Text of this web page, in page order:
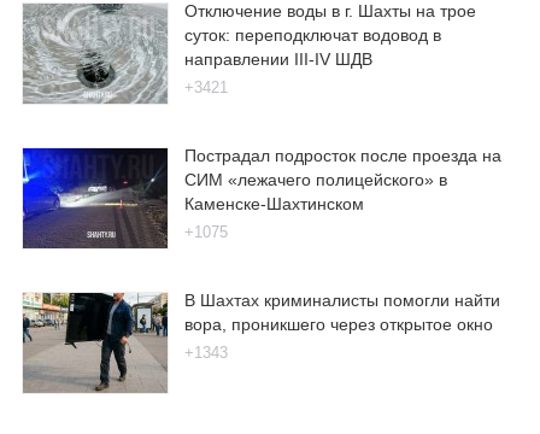
Отключение воды в г. Шахты на трое
суток: переподключат водовод в
направлении III-IV ШДВ
+3421
Пострадал подросток после проезда на
СИМ «лежачего полицейского» в
Каменске-Шахтинском
+1075
В Шахтах криминалисты помогли найти
вора, проникшего через открытое окно
+1343